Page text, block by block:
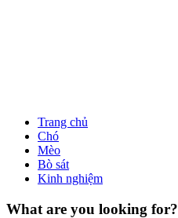
Trang chủ
Chó
Mèo
Bò sát
Kinh nghiệm
What are you looking for?